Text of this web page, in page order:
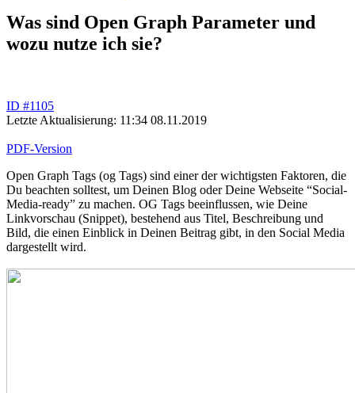
Was sind Open Graph Parameter und
wozu nutze ich sie?
ID #1105
Letzte Aktualisierung: 11:34 08.11.2019
PDF-Version
Open Graph Tags (og Tags) sind einer der wichtigsten Faktoren, die
Du beachten solltest, um Deinen Blog oder Deine Webseite “Social-
Media-ready” zu machen. OG Tags beeinflussen, wie Deine
Linkvorschau (Snippet), bestehend aus Titel, Beschreibung und
Bild, die einen Einblick in Deinen Beitrag gibt, in den Social Media
dargestellt wird.